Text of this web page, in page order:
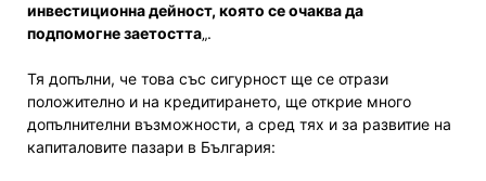
инвестиционна дейност, която се очаква да
подпомогне заетостта„.
Тя допълни, че това със сигурност ще се отрази
положително и на кредитирането, ще открие много
допълнителни възможности, а сред тях и за развитие на
капиталовите пазари в България: